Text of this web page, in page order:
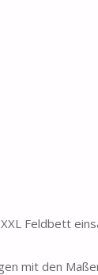
Feldbett
mit den